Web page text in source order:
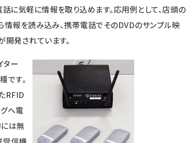
に気軽に情報を取り込めます。応用例として、店頭の
報を読み込み、携帯電話でそのDVDのサンプル映
発されています。
ター
です。
RFID
へ電
は無